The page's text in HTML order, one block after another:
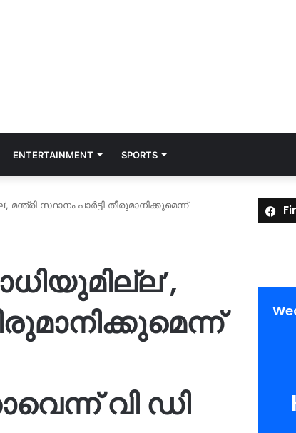
ENTERTAINMENT SPORTS
സ്ഥാനം പാർട്ടി തീരുമാനിക്കുമെന്ന്
വി ഡി